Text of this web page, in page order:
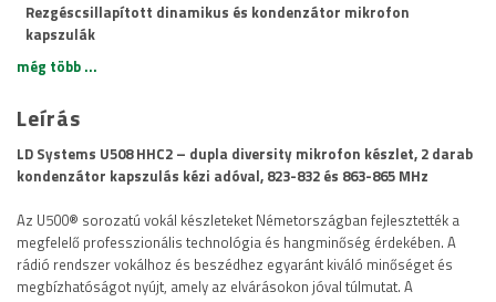
Rezgéscsillapított dinamikus és kondenzátor mikrofon
kapszulák
Automatikus csatornakeresés
A pilotjellel működő squelch áramkör elnyomja a zajt
Kapcsolható adóteljesítmény (2, 10, vagy 30 mW)
Masszív készülékház
Kontrasztos OLED kijelző
még több ...
Leírás
LD Systems U508 HHC2 – dupla diversity mikrofon készlet, 2 darab
kondenzátor kapszulás kézi adóval, 823-832 és 863-865 MHz
Az U500® sorozatú vokál készleteket Németországban fejlesztették a
megfelelő professzionális technológia és hangminőség érdekében. A
rádió rendszer vokálhoz és beszédhez egyaránt kiváló minőséget és
megbízhatóságot nyújt, amely az elvárásokon jóval túlmutat. A